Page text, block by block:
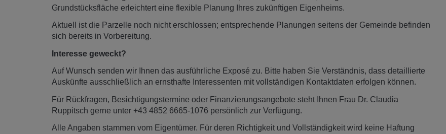
Grundstücksfläche erleichtert eine flexible Planung Ihres zukünftigen Eigenheims.
Aktuell ist die Parzelle noch nicht erschlossen; entsprechende Planungen seitens der Gemeinde befinden
sich bereits in Vorbereitung.
Interesse geweckt?
Auf Wunsch senden wir Ihnen das ausführliche Exposé zu. Bitte haben Sie Verständnis, dass detaillierte
Auskünfte ausschließlich an ernsthafte Interessenten mit vollständigen Kontaktdaten erfolgen können.
Für Rückfragen, Besichtigungstermine oder Finanzierungsangebote steht Ihnen Frau Dr. Claudia
Ruppitsch gerne unter +43 4852 6665-1076 persönlich zur Verfügung.
Alle Angaben stammen vom Eigentümer. Für deren Richtigkeit und Vollständigkeit wird keine Haftung